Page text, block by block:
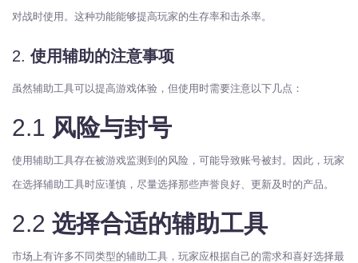
对战时使用。这种功能能够提高玩家的生存率和击杀率。
2. 使用辅助的注意事项
虽然辅助工具可以提高游戏体验，但使用时需要注意以下几点：
2.1 风险与封号
使用辅助工具存在被游戏监测到的风险，可能导致账号被封。因此，玩家
在选择辅助工具时应谨慎，尽量选择那些声誉良好、更新及时的产品。
2.2 选择合适的辅助工具
市场上有许多不同类型的辅助工具，玩家应根据自己的需求和喜好选择最